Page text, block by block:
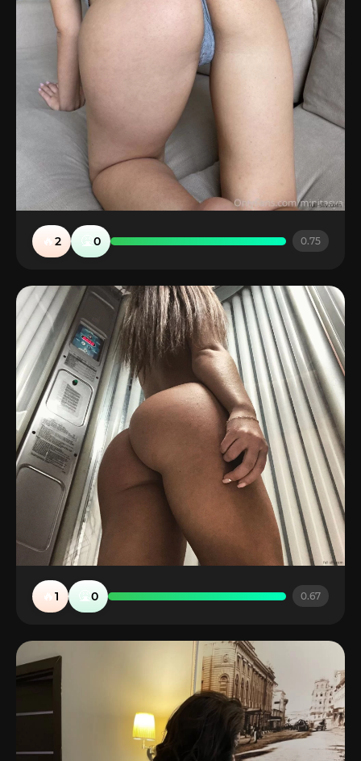
🔥2 🤮0 0.75
🔥1 🤮0 0.67